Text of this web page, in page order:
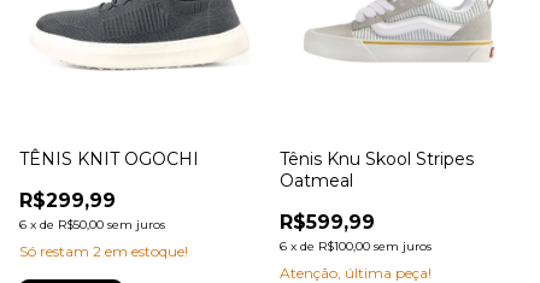
TÊNIS KNIT OGOCHI
R$299,99
6 x de R$50,00 sem juros
Só restam 2 em estoque!
Tênis Knu Skool Stripes
Oatmeal
R$599,99
6 x de R$100,00 sem juros
Atenção, última peça!